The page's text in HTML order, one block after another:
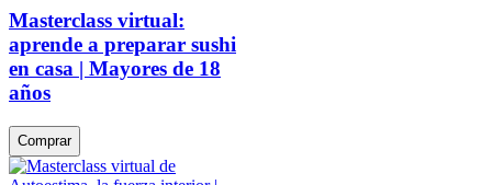
Masterclass virtual:
aprende a preparar sushi
en casa | Mayores de 18
años
Comprar